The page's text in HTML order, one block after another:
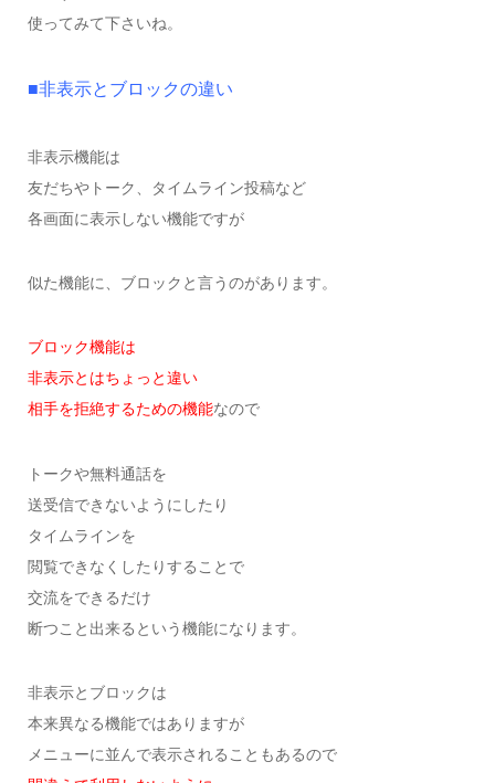
使ってみて下さいね。
■非表示とブロックの違い
非表示機能は
友だちやトーク、タイムライン投稿など
各画面に表示しない機能ですが
似た機能に、ブロックと言うのがあります。
ブロック機能は
非表示とはちょっと違い
相手を拒絶するための機能なので
トークや無料通話を
送受信できないようにしたり
タイムラインを
閲覧できなくしたりすることで
交流をできるだけ
断つこと出来るという機能になります。
非表示とブロックは
本来異なる機能ではありますが
メニューに並んで表示されることもあるので